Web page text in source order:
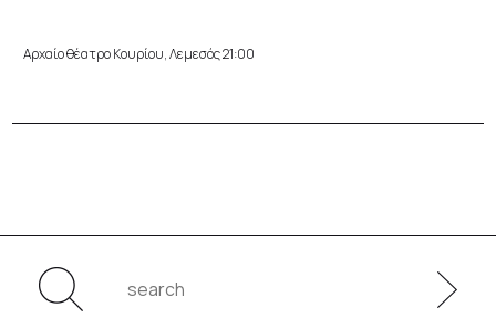
Αρχαίο θέατρο Κουρίου, Λεμεσός 21:00